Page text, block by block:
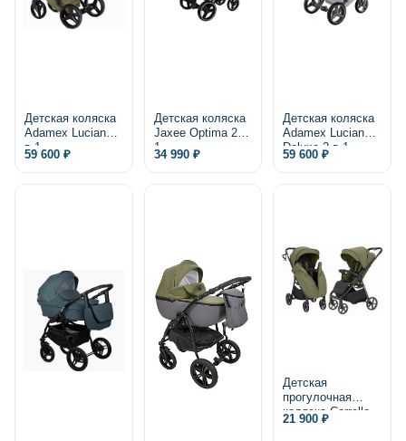
Детская коляска
Adamex Luciano 2
в 1
59 600 ₽
Детская коляска
Jaxee Optima 2 в
1
34 990 ₽
Детская коляска
Adamex Luciano
Deluxe 2 в 1,
экокожа
59 600 ₽
Детская
прогулочная
коляска Carrello
Bravo Lite CRL-
21 900 ₽